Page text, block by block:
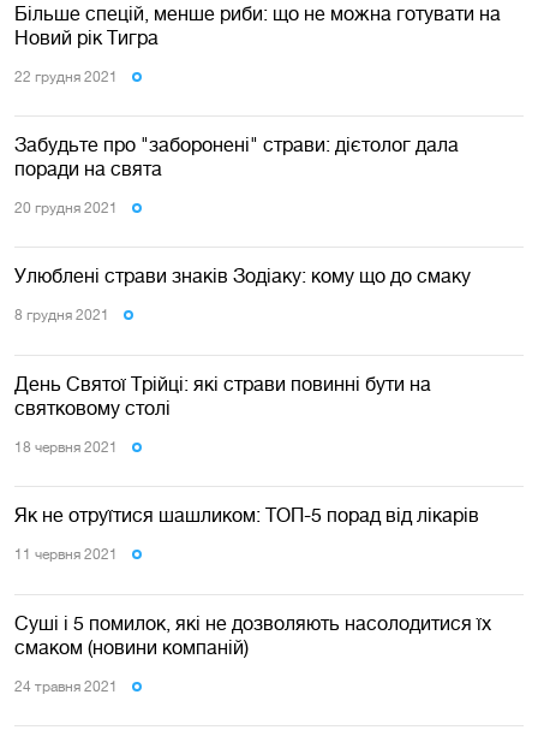
Більше спецій, менше риби: що не можна готувати на
Новий рік Тигра
22 грудня 2021
Забудьте про "заборонені" страви: дієтолог дала
поради на свята
20 грудня 2021
Улюблені страви знаків Зодіаку: кому що до смаку
8 грудня 2021
День Святої Трійці: які страви повинні бути на
святковому столі
18 червня 2021
Як не отруїтися шашликом: ТОП-5 порад від лікарів
11 червня 2021
Суші і 5 помилок, які не дозволяють насолодитися їх
смаком (новини компаній)
24 травня 2021